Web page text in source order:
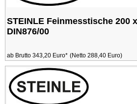
STEINLE Feinmesstische 200
DIN876/00
ab Brutto 343,20 Euro* (Netto 288,40 Euro)